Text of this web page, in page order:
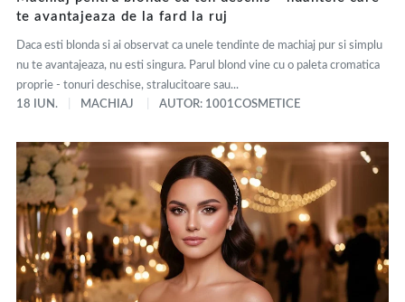
te avantajeaza de la fard la ruj
Daca esti blonda si ai observat ca unele tendinte de machiaj pur si simplu
nu te avantajeaza, nu esti singura. Parul blond vine cu o paleta cromatica
proprie - tonuri deschise, stralucitoare sau...
18 IUN.
MACHIAJ AUTOR: 1001COSMETICE